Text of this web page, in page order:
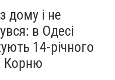
дому і не
в Одесі
14-річного
Корню